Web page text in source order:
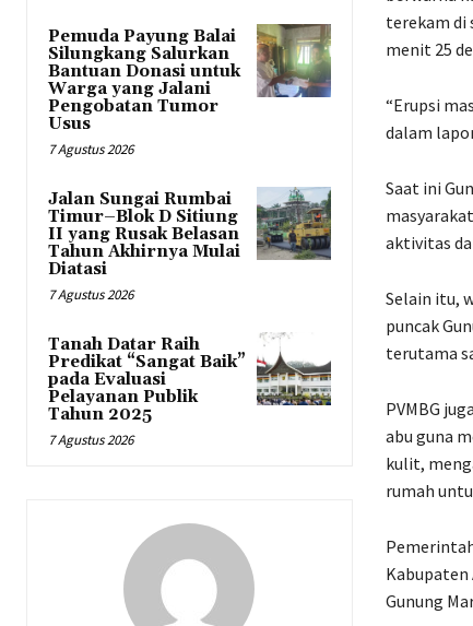
Pemuda Payung Balai
Silungkang Salurkan
Bantuan Donasi untuk
Warga yang Jalani
Pengobatan Tumor
Usus
7 Agustus 2026
Jalan Sungai Rumbai
Timur–Blok D Sitiung
II yang Rusak Belasan
Tahun Akhirnya Mulai
Diatasi
7 Agustus 2026
Tanah Datar Raih
Predikat “Sangat Baik”
pada Evaluasi
Pelayanan Publik
Tahun 2025
7 Agustus 2026
terekam di
menit 25
“Erupsi
dalam
Saat ini
aktivitas
Selain itu,
puncak
terutama
PVMBG
abu guna
kulit,
rumah
Kabupaten
Gunung